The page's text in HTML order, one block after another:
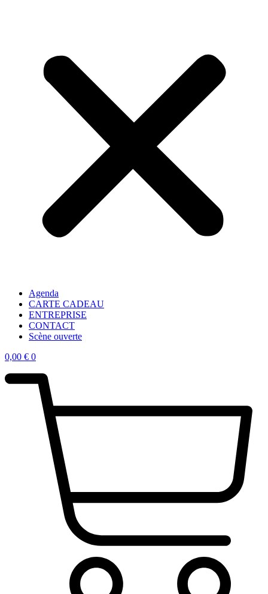
Agenda
CARTE CADEAU
ENTREPRISE
CONTACT
Scène ouverte
0,00 € 0